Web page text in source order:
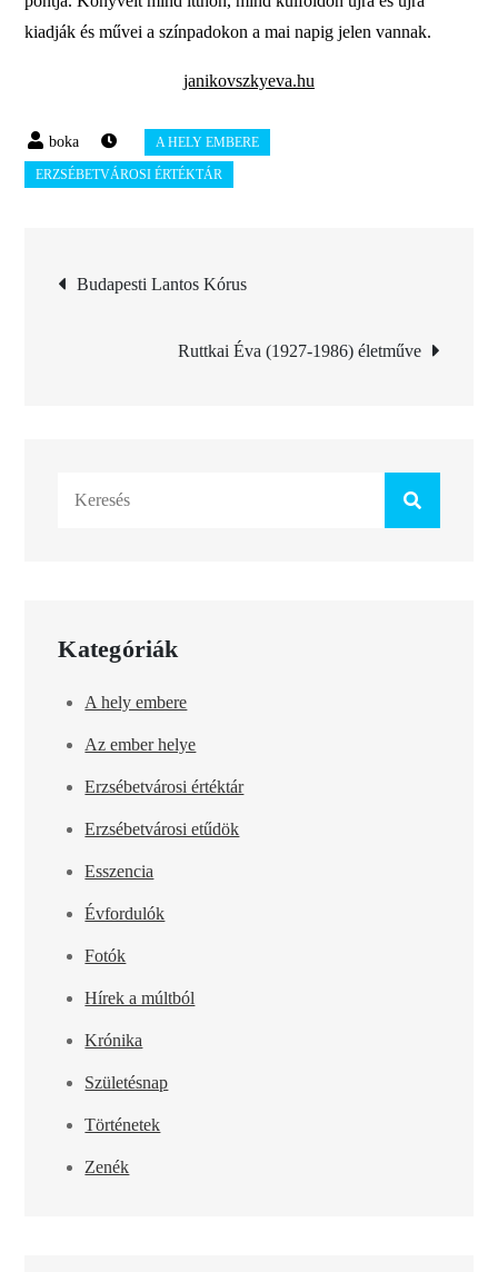
kiadják és művei a színpadokon a mai napig jelen vannak.
janikovszkyeva.hu
Bejegyzés
navigáció
Budapesti Lantos Kórus
Ruttkai Éva (1927-1986) életműve
Kategóriák
A hely embere
Az ember helye
Erzsébetvárosi értéktár
Erzsébetvárosi etűdök
Esszencia
Évfordulók
Fotók
Hírek a múltból
Krónika
Születésnap
Történetek
Zenék